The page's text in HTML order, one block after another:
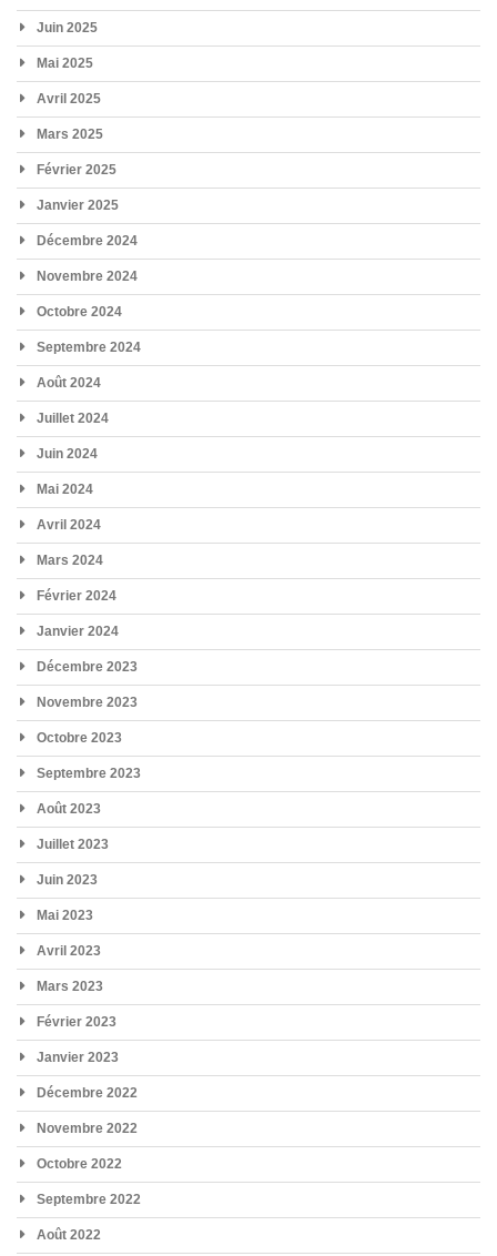
Juin 2025
Mai 2025
Avril 2025
Mars 2025
Février 2025
Janvier 2025
Décembre 2024
Novembre 2024
Octobre 2024
Septembre 2024
Août 2024
Juillet 2024
Juin 2024
Mai 2024
Avril 2024
Mars 2024
Février 2024
Janvier 2024
Décembre 2023
Novembre 2023
Octobre 2023
Septembre 2023
Août 2023
Juillet 2023
Juin 2023
Mai 2023
Avril 2023
Mars 2023
Février 2023
Janvier 2023
Décembre 2022
Novembre 2022
Octobre 2022
Septembre 2022
Août 2022